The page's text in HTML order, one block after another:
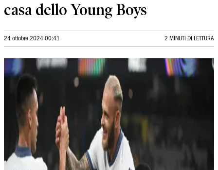
casa dello Young Boys
24 ottobre 2024 00:41 2 MINUTI DI LETTURA